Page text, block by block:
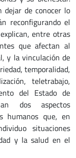
dejar de conocer lo
reconfigurando el
entre otras
que afectan al
y la vinculación de
temporalidad,
teletrabajo,
del Estado de
dos aspectos
humanos que, en
situaciones
y la salud en el